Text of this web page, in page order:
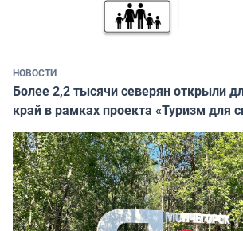
НОВОСТИ
Более 2,2 тысячи северян открыли
край в рамках проекта «Туризм для